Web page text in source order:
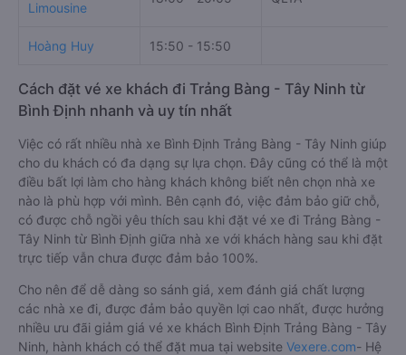
Limousine
Hoàng Huy 15:50 - 15:50
Cách đặt vé xe khách đi Trảng Bàng - Tây Ninh từ
Bình Định nhanh và uy tín nhất
Việc có rất nhiều nhà xe Bình Định Trảng Bàng - Tây Ninh giúp
cho du khách có đa dạng sự lựa chọn. Đây cũng có thể là một
điều bất lợi làm cho hàng khách không biết nên chọn nhà xe
nào là phù hợp với mình. Bên cạnh đó, việc đảm bảo giữ chỗ,
có được chỗ ngồi yêu thích sau khi đặt vé xe đi Trảng Bàng -
Tây Ninh từ Bình Định giữa nhà xe với khách hàng sau khi đặt
trực tiếp vẫn chưa được đảm bảo 100%.
Cho nên để dễ dàng so sánh giá, xem đánh giá chất lượng
các nhà xe đi, được đảm bảo quyền lợi cao nhất, được hưởng
nhiều ưu đãi giảm giá vé xe khách Bình Định Trảng Bàng - Tây
Ninh, hành khách có thể đặt mua tại website Vexere.com- Hệ